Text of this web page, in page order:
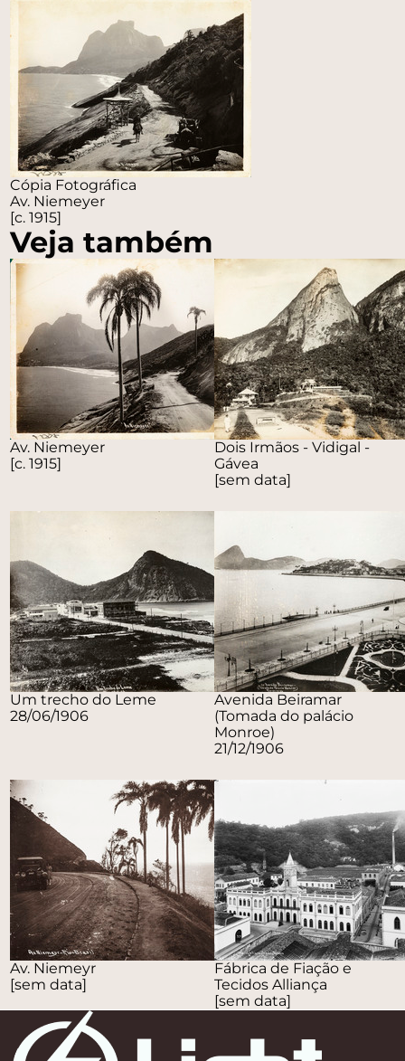
Cópia Fotográfica
Av. Niemeyer
[c. 1915]
Veja também
Av. Niemeyer
[c. 1915]
Dois Irmãos - Vidigal -
Gávea
[sem data]
Um trecho do Leme
28/06/1906
Avenida Beiramar
(Tomada do palácio
Monroe)
21/12/1906
Av. Niemeyr
[sem data]
Fábrica de Fiação e
Tecidos Alliança
[sem data]